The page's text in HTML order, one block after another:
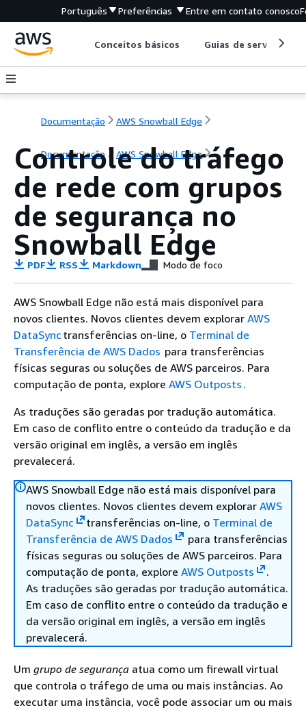
Português Preferências Entre em contato conosco
Conceitos básicos Guias de serviço
Documentação AWS Snowball Edge
Documentação AWS Snowball Edge
Controle do tráfego
de rede com grupos
de segurança no
Snowball Edge
PDF RSS Markdown Modo de foco
AWS Snowball Edge não está mais disponível para
novos clientes. Novos clientes devem explorar AWS
DataSync transferências on-line, o Terminal de
Transferência de AWS Dados para transferências
físicas seguras ou soluções de AWS parceiros. Para
computação de ponta, explore AWS Outposts .
As traduções são geradas por tradução automática.
Em caso de conflito entre o conteúdo da tradução e da
versão original em inglês, a versão em inglês
prevalecerá.
AWS Snowball Edge não está mais disponível para
novos clientes. Novos clientes devem explorar AWS
DataSync
transferências on-line, o Terminal de
Transferência de AWS Dados
para transferências
físicas seguras ou soluções de AWS parceiros. Para
computação de ponta, explore AWS Outposts
.
As traduções são geradas por tradução automática.
Em caso de conflito entre o conteúdo da tradução e
da versão original em inglês, a versão em inglês
prevalecerá.
Um grupo de segurança atua como um firewall virtual
que controla o tráfego de uma ou mais instâncias. Ao
executar uma instância, você pode associar um ou mais